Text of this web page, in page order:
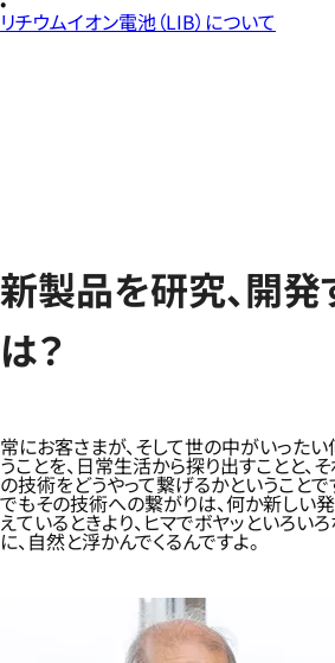
リチウムイオン電池（LIB）について
新製品を研究、開発
は？
常にお客さまが、そして世の中がいった
うことを、日常生活から探り出すことと、
の技術をどうやって繋げるかということで
でもその技術への繋がりは、何か新しい
えているときより、ヒマでボヤッといろい
に、自然と浮かんでくるんですよ。